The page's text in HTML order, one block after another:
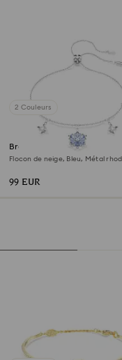
2 Couleurs
Bracelet Magic
Flocon de neige, Bleu, Métal
99 EUR